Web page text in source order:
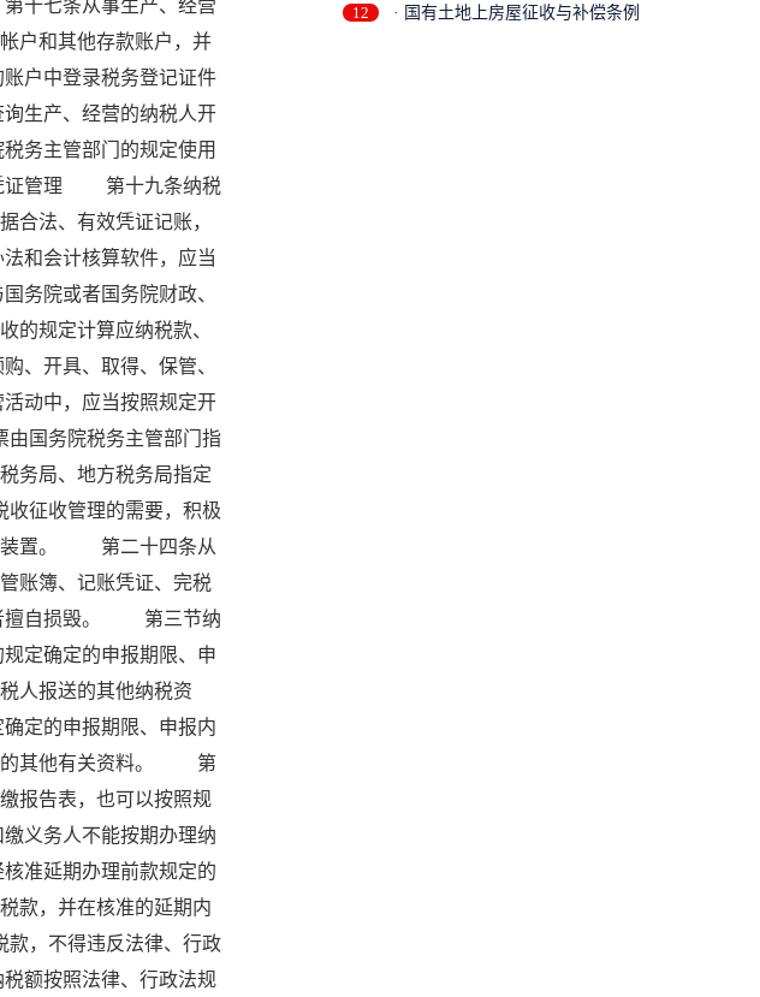
12 · 国有土地上房屋征收与补偿条例